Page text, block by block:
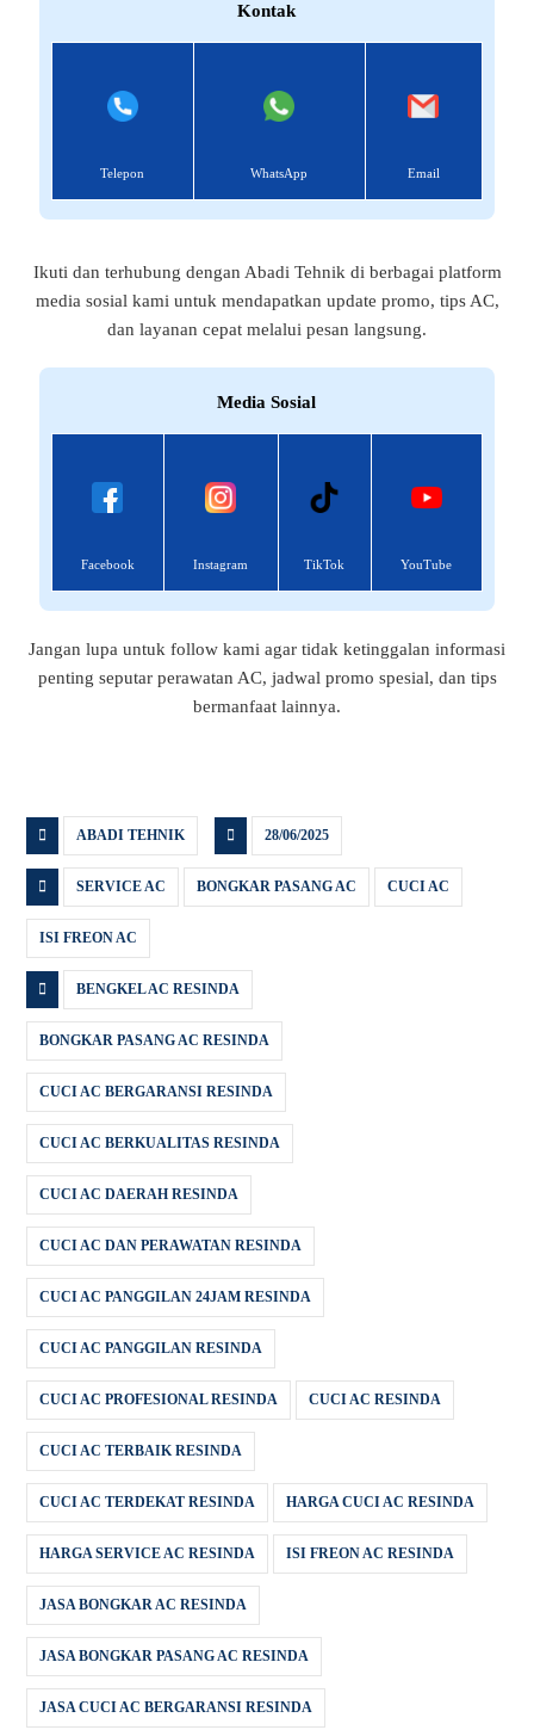
Kontak
Telepon WhatsApp Email
Ikuti dan terhubung dengan Abadi Tehnik di berbagai platform
media sosial kami untuk mendapatkan update promo, tips AC,
dan layanan cepat melalui pesan langsung.
Media Sosial
Facebook Instagram TikTok YouTube
Jangan lupa untuk follow kami agar tidak ketinggalan informasi
penting seputar perawatan AC, jadwal promo spesial, dan tips
bermanfaat lainnya.
ABADI TEHNIK 28/06/2025
SERVICE AC BONGKAR PASANG AC CUCI AC
ISI FREON AC
BENGKEL AC RESINDA
BONGKAR PASANG AC RESINDA
CUCI AC BERGARANSI RESINDA
CUCI AC BERKUALITAS RESINDA
CUCI AC DAERAH RESINDA
CUCI AC DAN PERAWATAN RESINDA
CUCI AC PANGGILAN 24JAM RESINDA
CUCI AC PANGGILAN RESINDA
CUCI AC PROFESIONAL RESINDA CUCI AC RESINDA
CUCI AC TERBAIK RESINDA
CUCI AC TERDEKAT RESINDA HARGA CUCI AC RESINDA
HARGA SERVICE AC RESINDA ISI FREON AC RESINDA
JASA BONGKAR AC RESINDA
JASA BONGKAR PASANG AC RESINDA
JASA CUCI AC BERGARANSI RESINDA